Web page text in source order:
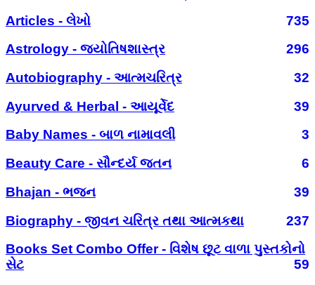
Articles - લેખો
735
Astrology - જ્યોતિષશાસ્ત્ર
296
Autobiography - આત્મચરિત્ર
32
Ayurved & Herbal - આયૂર્વેદ
39
Baby Names - બાળ નામાવલી
3
Beauty Care - સૌન્દર્ય જતન
6
Bhajan - ભજન
39
Biography - જીવન ચરિત્ર તથા આત્મકથા
237
Books Set Combo Offer - વિશેષ છૂટ વાળા પુસ્તકોનો
સેટ
59